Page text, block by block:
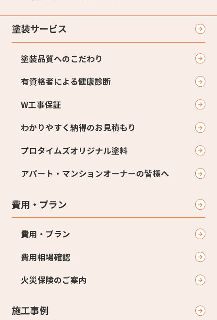
塗装サービス
塗装品質へのこだわり
有資格者による健康診断
W工事保証
わかりやすく納得のお見積もり
プロタイムズオリジナル塗料
アパート・マンションオーナーの皆様へ
費用・プラン
費用・プラン
費用相場確認
火災保険のご案内
施工事例